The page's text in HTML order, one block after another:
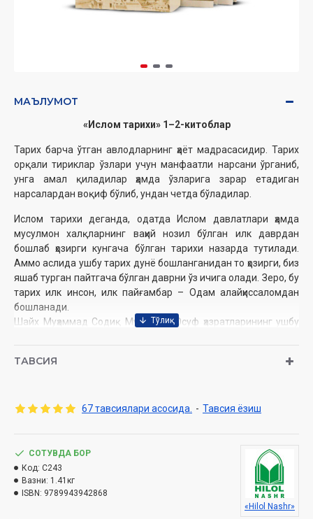
МАЪЛУМОТ
«Ислом тарихи» 1–2-китоблар
Тарих барча ўтган авлодларнинг ҳаёт мадрасасидир. Тарих
орқали тириклар ўзлари учун ‎манфаатли нарсани ўрганиб,
унга амал қиладилар ҳамда ўзларига зарар етадиган
нарсалардан ‎воқиф бўлиб, ундан четда бўладилар.‎
Ислом тарихи деганда, одатда Ислом давлатлари ҳамда
мусулмон халқларнинг ваҳий нозил ‎бўлган илк даврдан
бошлаб ҳозирги кунгача бўлган тарихи назарда тутилади.
Аммо аслида ушбу ‎тарих дунё бошланганидан то ҳозирги, биз
яшаб турган пайтгача бўлган даврни ўз ичига олади. ‎Зеро, бу
тарих илк инсон, илк пайғамбар – Одам алайҳиссаломдан
бошланади. ‎
Шайх‏ ‏Муҳаммад‏ ‏Содиқ‏ ‏Муҳаммад‏ ‏Юсуф‏ ‏ҳазратларининг‏ ‏ушбу‏
Сана: 2023 йил (2017, 2018, 2020, 2021, 2022)
Ўлчами:60×90 1/16
Муқоваси:
ТАВСИЯ
67 тавсиялари асосида. - Тавсия ёзиш
СОТУВДА БОР
Код: C243
Вазни: 1.41кг
ISBN: 9789943942868
«Hilol Nashr»